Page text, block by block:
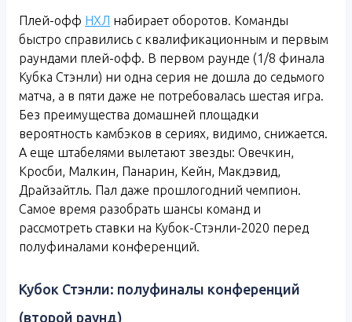
Плей-офф НХЛ набирает оборотов. Команды
быстро справились с квалификационным и первым
раундами плей-офф. В первом раунде (1/8 финала
Кубка Стэнли) ни одна серия не дошла до седьмого
матча, а в пяти даже не потребовалась шестая игра.
Без преимущества домашней площадки
вероятность камбэков в сериях, видимо, снижается.
А еще штабелями вылетают звезды: Овечкин,
Кросби, Малкин, Панарин, Кейн, Макдэвид,
Драйзайтль. Пал даже прошлогодний чемпион.
Самое время разобрать шансы команд и
рассмотреть ставки на Кубок-Стэнли-2020 перед
полуфиналами конференций.
Кубок Стэнли: полуфиналы конференций
(второй раунд)